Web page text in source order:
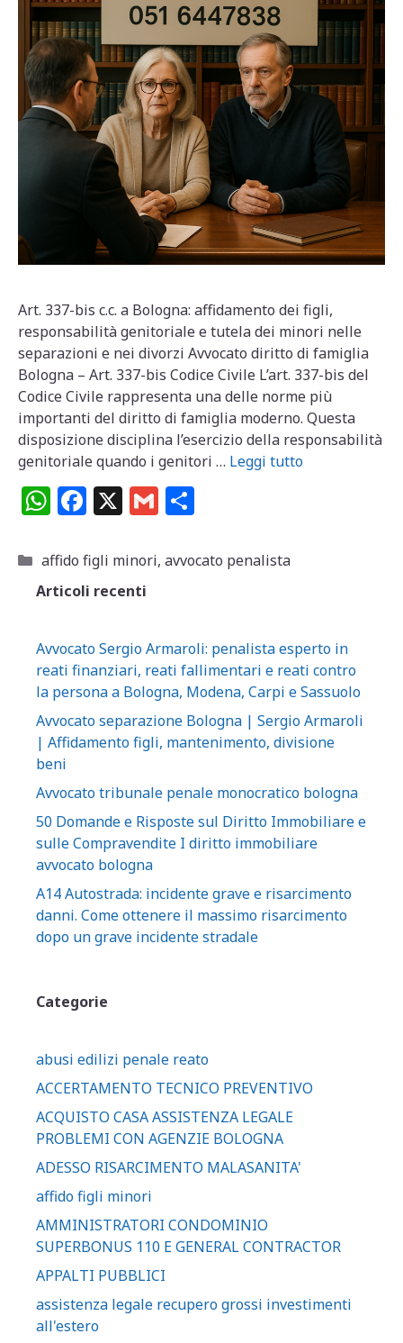
Art. 337-bis c.c. a Bologna: affidamento dei figli,
responsabilità genitoriale e tutela dei minori nelle
separazioni e nei divorzi Avvocato diritto di famiglia
Bologna – Art. 337-bis Codice Civile L’art. 337-bis del
Codice Civile rappresenta una delle norme più
importanti del diritto di famiglia moderno. Questa
disposizione disciplina l’esercizio della responsabilità
genitoriale quando i genitori … Leggi tutto
W
at
s
p
p
F
c
e
o
o
k
X G
ai n
di
Categorie
affido figli minori, avvocato penalista
Articoli recenti
Avvocato Sergio Armaroli: penalista esperto in
reati finanziari, reati fallimentari e reati contro
la persona a Bologna, Modena, Carpi e Sassuolo
Avvocato separazione Bologna | Sergio Armaroli
| Affidamento figli, mantenimento, divisione
beni
Avvocato tribunale penale monocratico bologna
50 Domande e Risposte sul Diritto Immobiliare e
sulle Compravendite I diritto immobiliare
avvocato bologna
A14 Autostrada: incidente grave e risarcimento
danni. Come ottenere il massimo risarcimento
dopo un grave incidente stradale
Categorie
abusi edilizi penale reato
ACCERTAMENTO TECNICO PREVENTIVO
ACQUISTO CASA ASSISTENZA LEGALE
PROBLEMI CON AGENZIE BOLOGNA
ADESSO RISARCIMENTO MALASANITA'
affido figli minori
AMMINISTRATORI CONDOMINIO
SUPERBONUS 110 E GENERAL CONTRACTOR
APPALTI PUBBLICI
assistenza legale recupero grossi investimenti
all'estero